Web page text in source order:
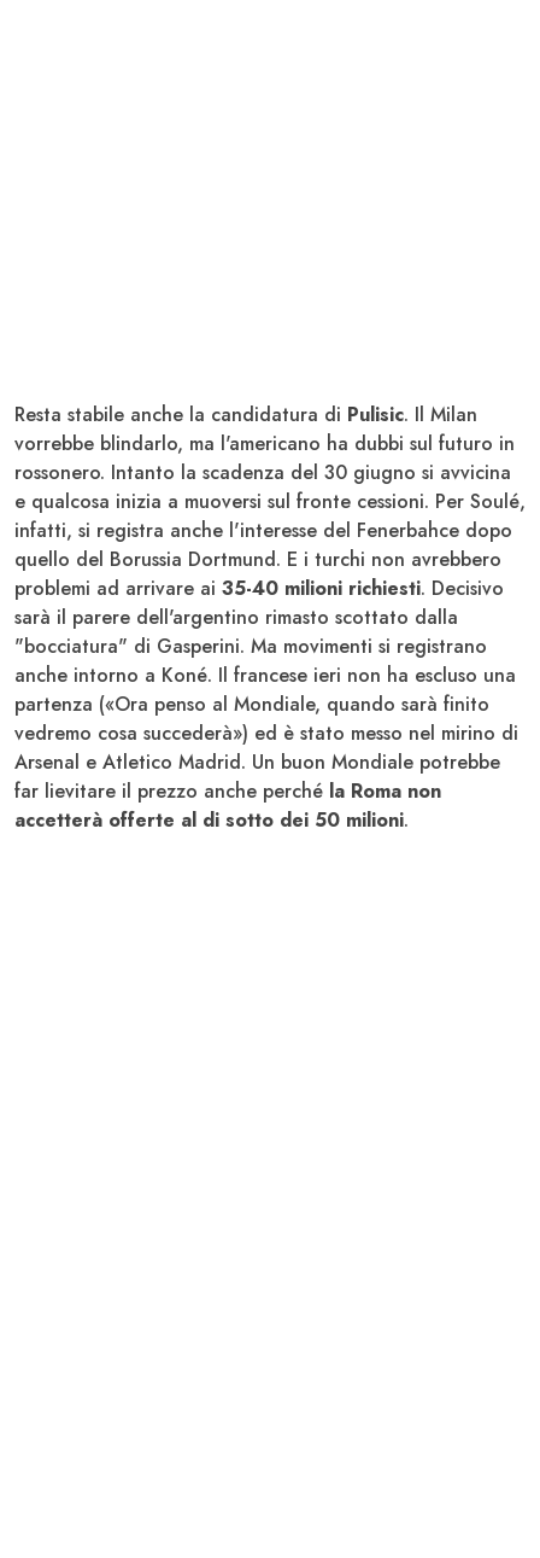
Resta stabile anche la candidatura di Pulisic. Il Milan
vorrebbe blindarlo, ma l'americano ha dubbi sul futuro in
rossonero. Intanto la scadenza del 30 giugno si avvicina
e qualcosa inizia a muoversi sul fronte cessioni. Per Soulé,
infatti, si registra anche l'interesse del Fenerbahce dopo
quello del Borussia Dortmund. E i turchi non avrebbero
problemi ad arrivare ai 35-40 milioni richiesti. Decisivo
sarà il parere dell'argentino rimasto scottato dalla
"bocciatura" di Gasperini. Ma movimenti si registrano
anche intorno a Koné. Il francese ieri non ha escluso una
partenza («Ora penso al Mondiale, quando sarà finito
vedremo cosa succederà») ed è stato messo nel mirino di
Arsenal e Atletico Madrid. Un buon Mondiale potrebbe
far lievitare il prezzo anche perché la Roma non
accetterà offerte al di sotto dei 50 milioni.